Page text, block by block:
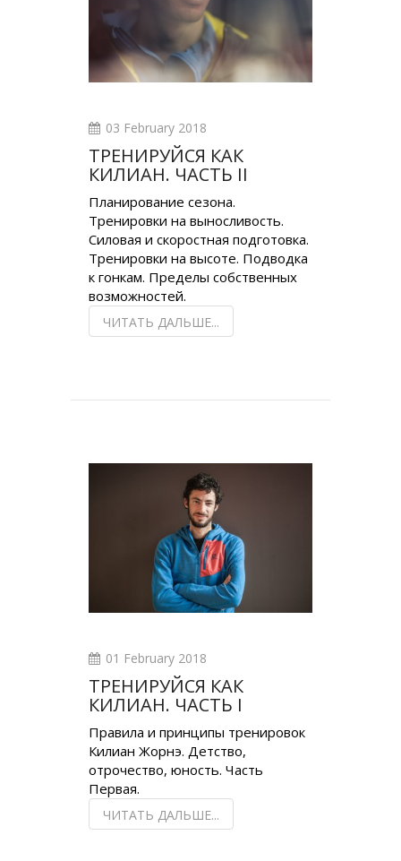
03 February 2018
ТРЕНИРУЙСЯ КАК
КИЛИАН. ЧАСТЬ II
Планирование сезона.
Тренировки на выносливость.
Силовая и скоростная подготовка.
Тренировки на высоте. Подводка
к гонкам. Пределы собственных
возможностей.
ЧИТАТЬ ДАЛЬШЕ...
01 February 2018
ТРЕНИРУЙСЯ КАК
КИЛИАН. ЧАСТЬ I
Правила и принципы тренировок
Килиан Жорнэ. Детство,
отрочество, юность. Часть
Первая.
ЧИТАТЬ ДАЛЬШЕ...